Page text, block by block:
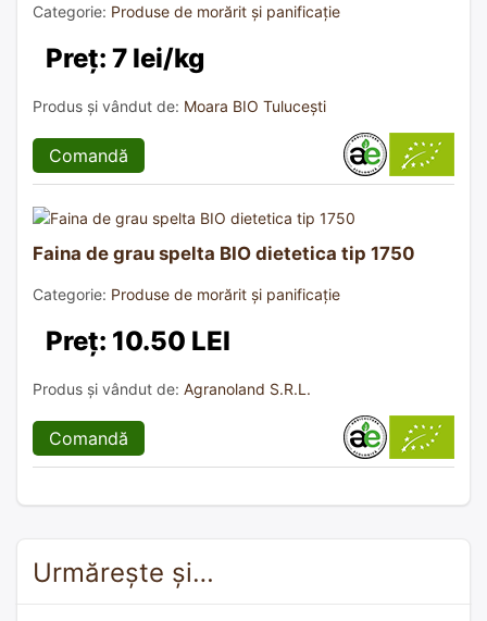
Categorie: Produse de morărit și panificație
Preț: 7 lei/kg
Produs și vândut de: Moara BIO Tulucești
Comandă
Faina de grau spelta BIO dietetica tip 1750
Categorie: Produse de morărit și panificație
Preț: 10.50 LEI
Produs și vândut de: Agranoland S.R.L.
Comandă
Urmărește și…